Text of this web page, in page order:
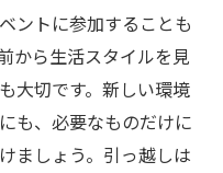
ントに参加することも
から生活スタイルを見
大切です。新しい環境
も、必要なものだけに
ましょう。引っ越しは